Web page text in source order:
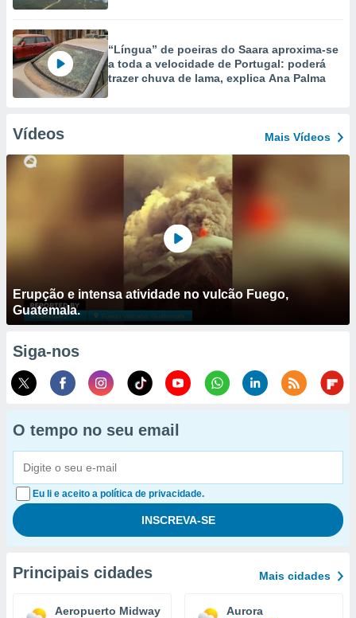
“Língua” de poeiras do Saara aproxima-se
a toda a velocidade de Portugal: poderá
trazer chuva de lama, explica Ana Palma
Vídeos Mais Vídeos
Erupção e intensa atividade no vulcão Fuego,
Guatemala.
Siga-nos
O tempo no seu email
Eu li e aceito a política de privacidade.
Principais cidades Mais cidades
Aeropuerto Midway Chicago Aurora